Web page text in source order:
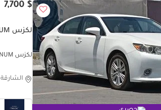
$ 7,700
لكزس ES 350 PLATINUM
لكزس ES 350 PLATINUM
الشارقة